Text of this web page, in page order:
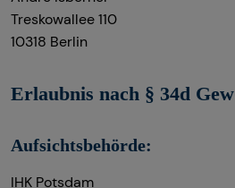
Treskowallee 110
10318 Berlin
Erlaubnis nach § 34d
Aufsichtsbehörde:
IHK Potsdam